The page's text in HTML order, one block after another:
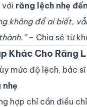
với răng lệch nhẹ
không để ai biết,
– Chia sẻ từ
Khác Cho Răng
mức độ lệch, bác
nhẹ
hợp chỉ cần điều